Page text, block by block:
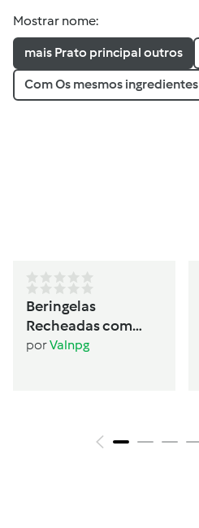
Mostrar nome:
mais Prato principal outros
Com Os mesmos ingredientes
Beringelas
Recheadas com
Seitan (2 pessoas)
porValnpg